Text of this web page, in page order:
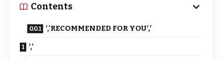
Contents
‘,’RECOMMENDED FOR YOU’,’
‘,’